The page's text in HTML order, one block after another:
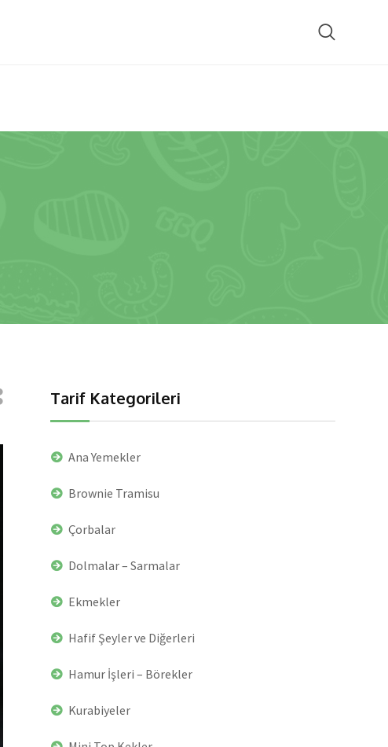
Tarif Kategorileri
Ana Yemekler
Brownie Tramisu
Çorbalar
Dolmalar – Sarmalar
Ekmekler
Hafif Şeyler ve Diğerleri
Hamur İşleri – Börekler
Kurabiyeler